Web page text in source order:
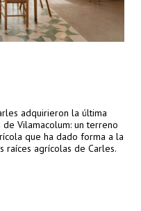
adquirieron la última
Vilamacolum: un terreno
que ha dado forma a la
agrícolas de Carles.